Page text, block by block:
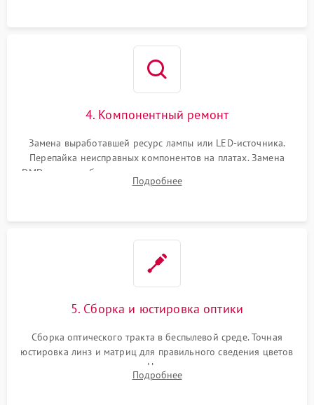
4. Компонентный ремонт
Замена выработавшей ресурс лампы или LED-источника.
Перепайка неисправных компонентов на платах. Замена
DMD-чипа при битых пикселях, установка нового цветового
колеса или восстановление сгоревших поляризационных
Подробнее
5. Сборка и юстировка оптики
Сборка оптического тракта в беспылевой среде. Точная
юстировка линз и матриц для правильного сведения цветов
и устранения размытия. Надежное подключение всех
шлейфов, установка датчиков и закрытие корпуса
Подробнее